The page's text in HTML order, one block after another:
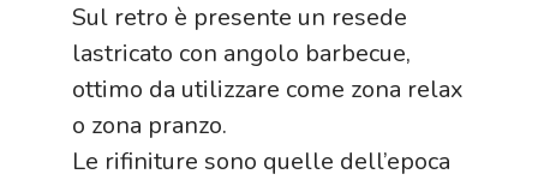
Sul retro è presente un resede
lastricato con angolo barbecue,
ottimo da utilizzare come zona relax
o zona pranzo.
Le rifiniture sono quelle dell’epoca